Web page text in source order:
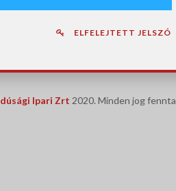
ELFELEJTETT JELSZÓ
Ipari Zrt 2020. Minden jog